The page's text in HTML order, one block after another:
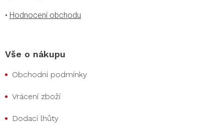
• Hodnocení obchodu
Vše o nákupu
Obchodní podmínky
Vrácení zboží
Dodací lhůty